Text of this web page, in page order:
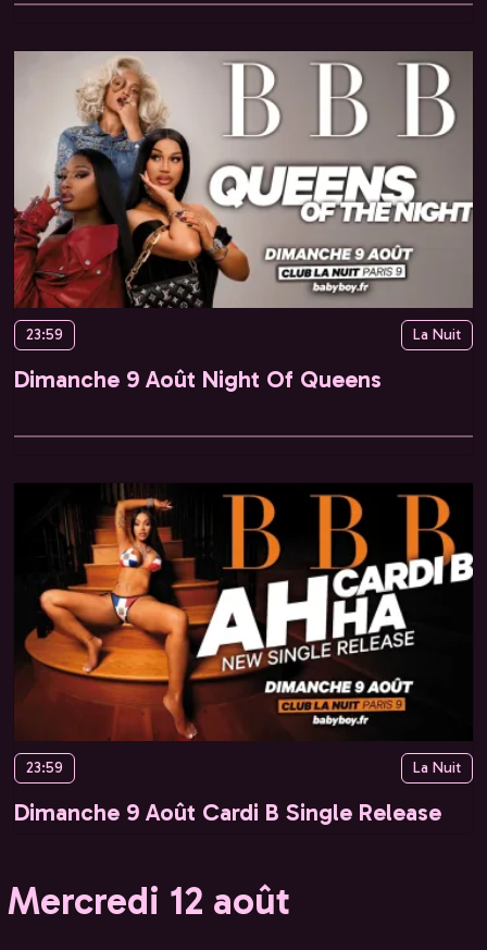
23:59 La Nuit
Dimanche 9 Août Night Of Queens
23:59 La Nuit
Dimanche 9 Août Cardi B Single Release
Mercredi 12 août